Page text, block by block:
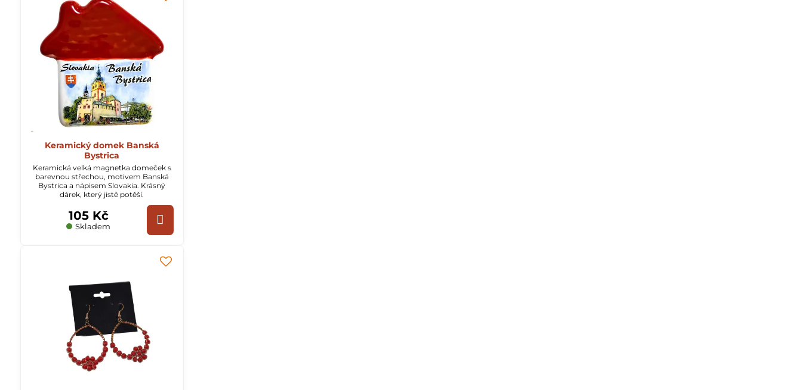
Keramický domek Banská
Bystrica
Keramická velká magnetka domeček s
barevnou střechou, motivem Banská
Bystrica a nápisem Slovakia. Krásný
dárek, který jistě potěší.
Skladem
105 Kč